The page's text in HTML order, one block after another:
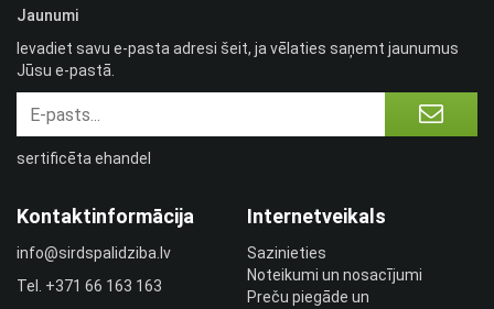
Kontaktinformācija
info@sirdspalidziba.lv
Tel. +371 66 163 163​
Internetveikals
Sazinieties
Noteikumi un nosacījumi
Preču piegāde un
Jaunumi
Ievadiet savu e-pasta adresi šeit, ja vēlaties saņemt jaunumus
Jūsu e-pastā.
sertificēta ehandel